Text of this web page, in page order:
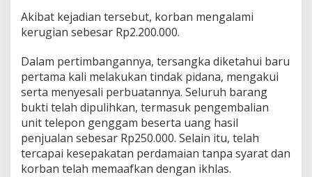
Akibat kejadian tersebut, korban mengalami
kerugian sebesar Rp2.200.000.
Dalam pertimbangannya, tersangka diketahui baru
pertama kali melakukan tindak pidana, mengakui
serta menyesali perbuatannya. Seluruh barang
bukti telah dipulihkan, termasuk pengembalian
unit telepon genggam beserta uang hasil
penjualan sebesar Rp250.000. Selain itu, telah
tercapai kesepakatan perdamaian tanpa syarat dan
korban telah memaafkan dengan ikhlas.